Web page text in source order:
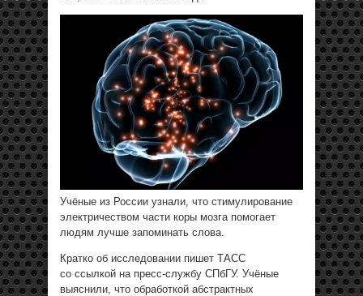
Учёные из России узнали, что стимулирование
электричеством части коры мозга помогает
людям лучше запоминать слова.
Кратко об исследовании пишет ТАСС
со ссылкой на пресс-службу СПбГУ. Учёные
выяснили, что обработкой абстрактных